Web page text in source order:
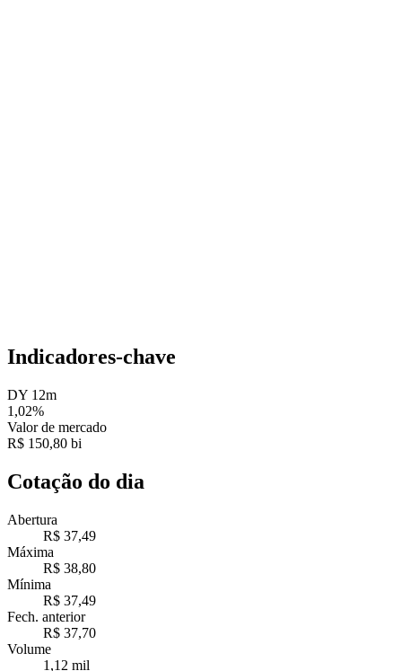
Indicadores-chave
DY 12m
1,02%
Valor de mercado
R$ 150,80 bi
Cotação do dia
Abertura
R$ 37,49
Máxima
R$ 38,80
Mínima
R$ 37,49
Fech. anterior
R$ 37,70
Volume
1,12 mil